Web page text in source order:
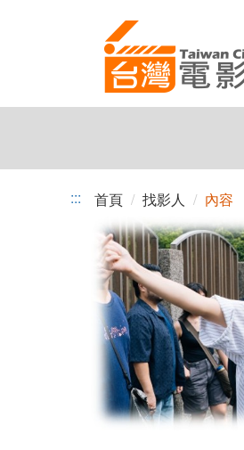
::: 首頁 找影人 內容